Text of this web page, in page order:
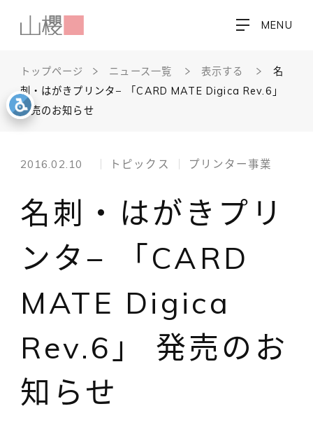
MENU
トップページ ニュース一覧 表示する
名
刺・はがきプリンタ− 「CARD MATE Digica Rev.6」
発売のお知らせ
2016.02.10 トピックス プリンター事業
名刺・はがきプリ
ンタ− 「CARD
MATE Digica
Rev.6」 発売のお
知らせ